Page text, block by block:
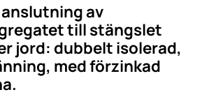
av
till stängslet
jord: dubbelt isolerad,
med förzinkad